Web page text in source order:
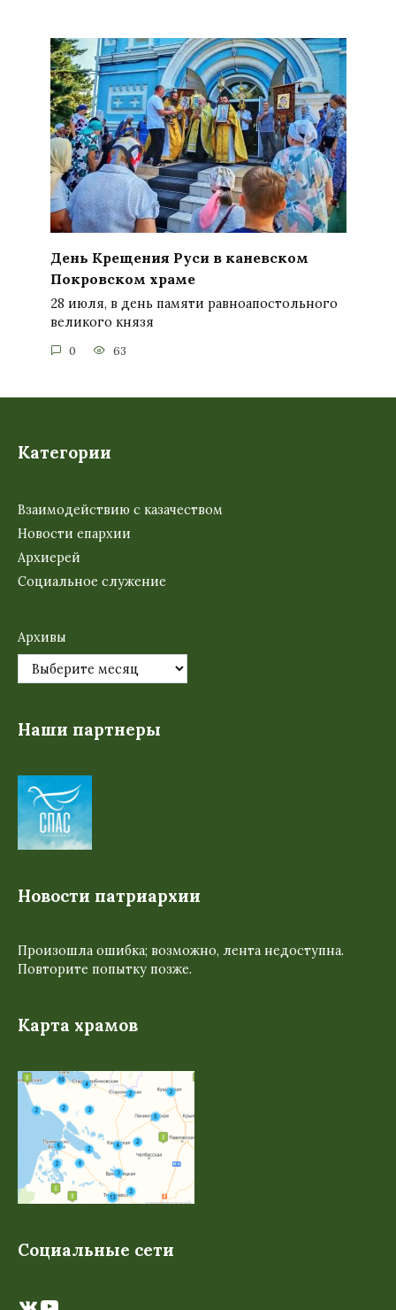
День Крещения Руси в каневском
Покровском храме
28 июля, в день памяти равноапостольного
великого князя
0 63
Категории
Взаимодействию с казачеством
Новости епархии
Архиерей
Социальное служение
Архивы
Наши партнеры
Новости патриархии
Произошла ошибка; возможно, лента недоступна.
Повторите попытку позже.
Карта храмов
Социальные сети